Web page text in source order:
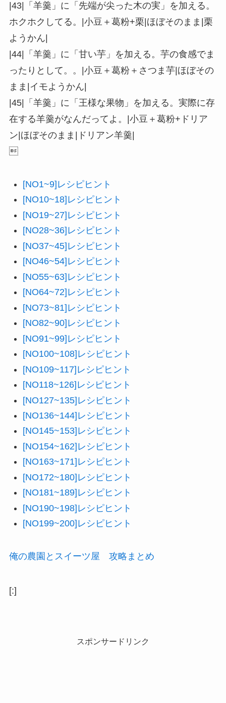
|43|「羊羹」に「先端が尖った木の実」を加える。
ホクホクしてる。|小豆＋葛粉+栗|ほぼそのまま|栗
ようかん|
|44|「羊羹」に「甘い芋」を加える。芋の食感でま
ったりとして。。|小豆＋葛粉＋さつま芋|ほぼその
まま|イモようかん|
|45|「羊羹」に「王様な果物」を加える。実際に存
在する羊羹がなんだってよ。|小豆＋葛粉+ドリア
ン|ほぼそのまま|ドリアン羊羹|

[NO1~9]レシピヒント
[NO10~18]レシピヒント
[NO19~27]レシピヒント
[NO28~36]レシピヒント
[NO37~45]レシピヒント
[NO46~54]レシピヒント
[NO55~63]レシピヒント
[NO64~72]レシピヒント
[NO73~81]レシピヒント
[NO82~90]レシピヒント
[NO91~99]レシピヒント
[NO100~108]レシピヒント
[NO109~117]レシピヒント
[NO118~126]レシピヒント
[NO127~135]レシピヒント
[NO136~144]レシピヒント
[NO145~153]レシピヒント
[NO154~162]レシピヒント
[NO163~171]レシピヒント
[NO172~180]レシピヒント
[NO181~189]レシピヒント
[NO190~198]レシピヒント
[NO199~200]レシピヒント
俺の農園とスイーツ屋 攻略まとめ
[:]
スポンサードリンク